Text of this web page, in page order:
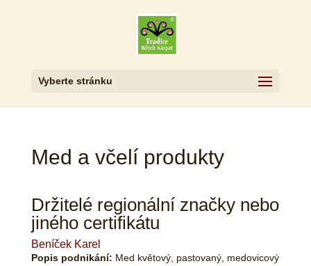
Vyberte stránku
Med a včelí produkty
Držitelé regionální značky nebo
jiného certifikátu
Beníček Karel
Popis podnikání: Med květový, pastovaný, medovicový